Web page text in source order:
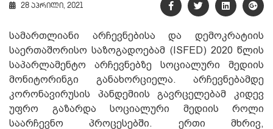
28 აპრილი, 2021
სამართლიანი არჩევნებისა და დემოკრატიის
საერთაშორისო საზოგადოებამ (ISFED) 2020 წლის
საპარლამენტო არჩევნებზე სოციალური მედიის
მონიტორინგი განახორციელა. არჩევნებამდე
კორონავირუსის პანდემიის გავრცელებამ კიდევ
უფრო გაზარდა სოციალური მედიის როლი
საარჩევნო პროცესებში. ერთი მხრივ,